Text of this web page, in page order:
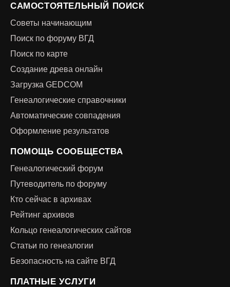
САМОСТОЯТЕЛЬНЫЙ ПОИСК
Советы начинающим
Поиск по форуму ВГД
Поиск по карте
Создание древа онлайн
Загрузка GEDCOM
Генеалогические справочники
Автоматические совпадения
Оформление результатов
ПОМОЩЬ СООБЩЕСТВА
Генеалогический форум
Путеводитель по форуму
Кто сейчас в архивах
Рейтинг архивов
Кольцо генеалогических сайтов
Статьи по генеалогии
Безопасность на сайте ВГД
ПЛАТНЫЕ УСЛУГИ